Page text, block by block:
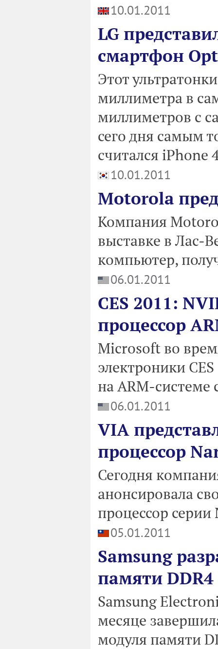
10.01.2011
LG
смартфон
Этот
миллиметра в
миллиметров с
сего дня самым
считался iPhone
10.01.2011
Motorola
Компания
выставке в Лас-
компьютер,
06.01.2011
CES 2011:
процессор
Microsoft во
электроники
на ARM-системе
06.01.2011
VIA
процессор
Сегодня
анонсировала
процессор серии
05.01.2011
Samsung
памяти
Samsung
месяце
модуля памяти